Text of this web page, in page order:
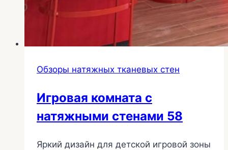
Обзоры натяжных тканевых стен
Игровая комната с
натяжными стенами 58
Яркий дизайн для детской игровой зоны